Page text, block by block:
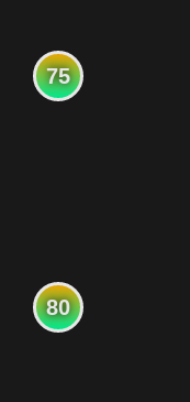
75
80